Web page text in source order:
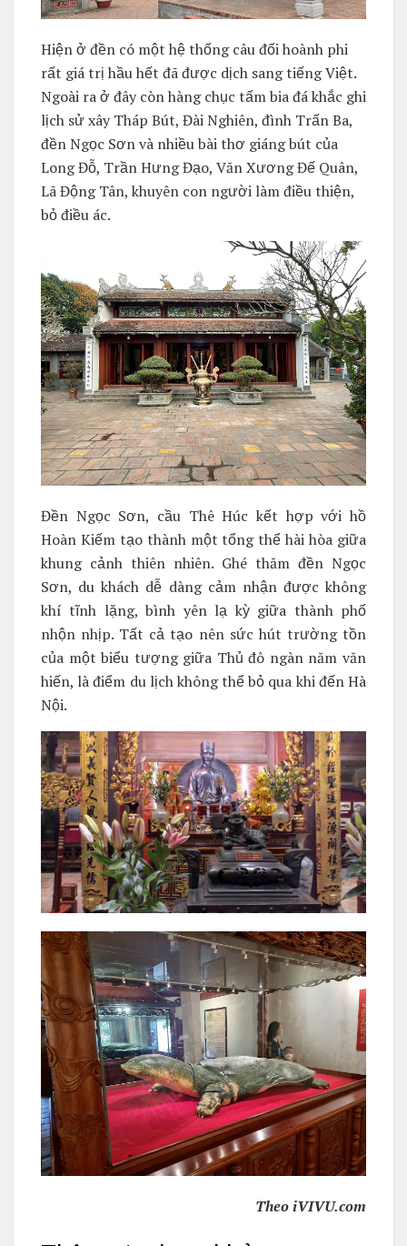
Hiện ở đền có một hệ thống câu đối hoành phi
rất giá trị hầu hết đã được dịch sang tiếng Việt.
Ngoài ra ở đây còn hàng chục tấm bia đá khắc ghi
lịch sử xây Tháp Bút, Đài Nghiên, đình Trấn Ba,
đền Ngọc Sơn và nhiều bài thơ giáng bút của
Long Đỗ, Trần Hưng Đạo, Văn Xương Đế Quân,
Lã Động Tân, khuyên con người làm điều thiện,
bỏ điều ác.
Đền Ngọc Sơn, cầu Thê Húc kết hợp với hồ
Hoàn Kiếm tạo thành một tổng thể hài hòa giữa
khung cảnh thiên nhiên. Ghé thăm đền Ngọc
Sơn, du khách dễ dàng cảm nhận được không
khí tĩnh lặng, bình yên lạ kỳ giữa thành phố
nhộn nhịp. Tất cả tạo nên sức hút trường tồn
của một biểu tượng giữa Thủ đô ngàn năm văn
hiến, là điểm du lịch không thể bỏ qua khi đến Hà
Nội.
Theo iVIVU.com